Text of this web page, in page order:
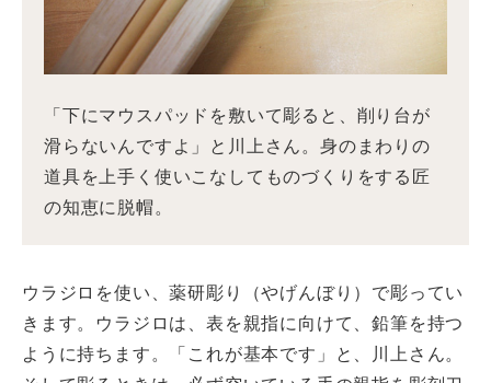
「下にマウスパッドを敷いて彫ると、削り台が
滑らないんですよ」と川上さん。身のまわりの
道具を上手く使いこなしてものづくりをする匠
の知恵に脱帽。
ウラジロを使い、薬研彫り（やげんぼり）で彫ってい
きます。ウラジロは、表を親指に向けて、鉛筆を持つ
ように持ちます。「これが基本です」と、川上さん。